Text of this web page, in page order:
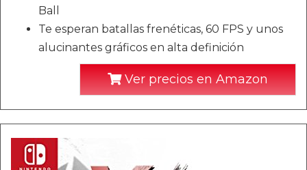
Ball
Te esperan batallas frenéticas, 60 FPS y unos
alucinantes gráficos en alta definición
Ver precios en Amazon